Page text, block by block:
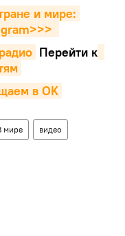
и мире:
радио Перейти к
в OK
мире видео